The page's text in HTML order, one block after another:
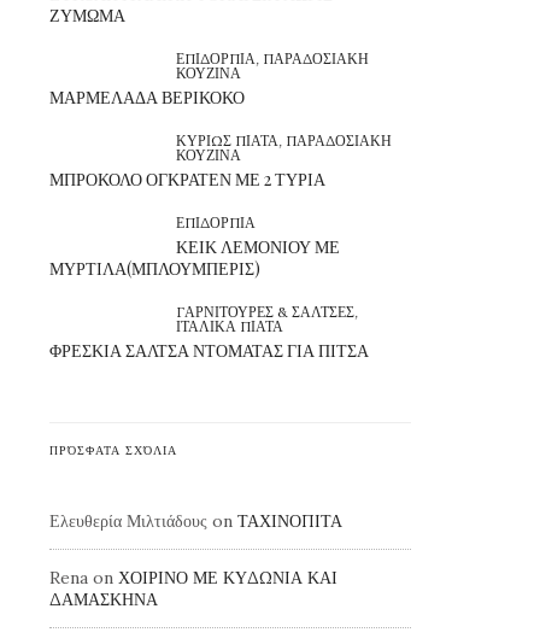
ΖΥΜΩΜΑ
ΕΠΙΔΟΡΠΙΑ, ΠΑΡΑΔΟΣΙΑΚΗ
ΚΟΥΖΙΝΑ
ΜΑΡΜΕΛΑΔΑ ΒΕΡΙΚΟΚΟ
ΚΥΡΙΩΣ ΠΙΑΤΑ, ΠΑΡΑΔΟΣΙΑΚΗ
ΚΟΥΖΙΝΑ
ΜΠΡΟΚΟΛΟ ΟΓΚΡΑΤΕΝ ΜΕ 2 ΤΥΡΙΑ
ΕΠΙΔΟΡΠΙΑ
ΚΕΙΚ ΛΕΜΟΝΙΟΥ ΜΕ
ΜΥΡΤΙΛΑ(ΜΠΛΟΥΜΠΕΡΙΣ)
ΓΑΡΝΙΤΟΥΡΕΣ & ΣΑΛΤΣΕΣ,
ΙΤΑΛΙΚΑ ΠΙΑΤΑ
ΦΡΕΣΚΙΑ ΣΑΛΤΣΑ ΝΤΟΜΑΤΑΣ ΓΙΑ ΠΙΤΣΑ
ΠΡΌΣΦΑΤΑ ΣΧΌΛΙΑ
Ελευθερία Μιλτιάδους on ΤΑΧΙΝΟΠΙΤΑ
Rena on ΧΟΙΡΙΝΟ ΜΕ ΚΥΔΩΝΙΑ ΚΑΙ
ΔΑΜΑΣΚΗΝΑ